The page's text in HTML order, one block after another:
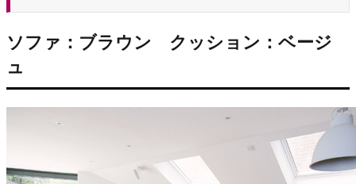
ソファ：ブラウン クッション：ベージ
ュ